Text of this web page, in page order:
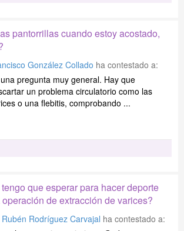
pantorrillas cuando estoy acostado,
González Collado ha contestado a:
pregunta muy general. Hay que
un problema circulatorio como las
o una flebitis, comprobando ...
que esperar para hacer deporte
de extracción de varices?
Rubén Rodríguez Carvajal ha contestado a: